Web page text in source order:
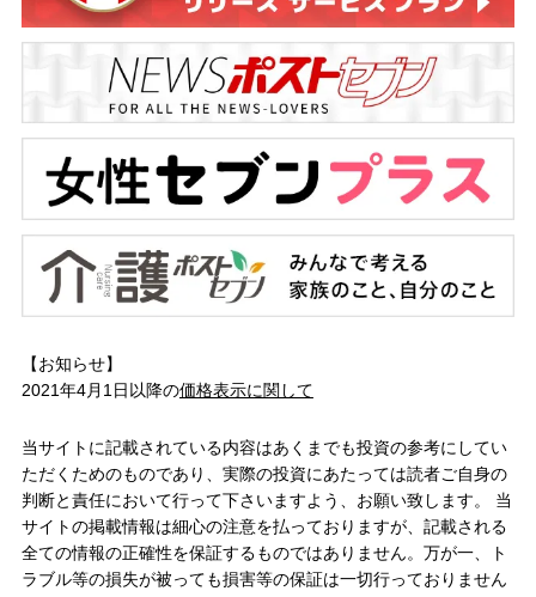
【お知らせ】
2021年4月1日以降の価格表示に関して
当サイトに記載されている内容はあくまでも投資の参考にしてい
ただくためのものであり、実際の投資にあたっては読者ご自身の
判断と責任において行って下さいますよう、お願い致します。 当
サイトの掲載情報は細心の注意を払っておりますが、記載される
全ての情報の正確性を保証するものではありません。万が一、ト
ラブル等の損失が被っても損害等の保証は一切行っておりません